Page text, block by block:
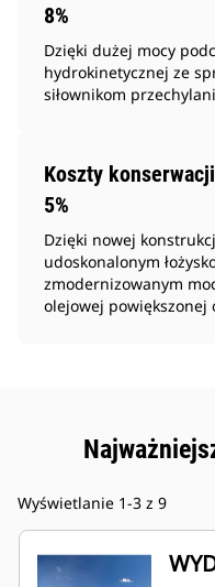
8%
Dzięki dużej mocy
hydrokinetycznej ze
siłownikom
Koszty
5%
Dzięki nowej
udoskonalonym
zmodernizowanym
olejowej powiększonej
Wyświetlanie 1-3 z 9